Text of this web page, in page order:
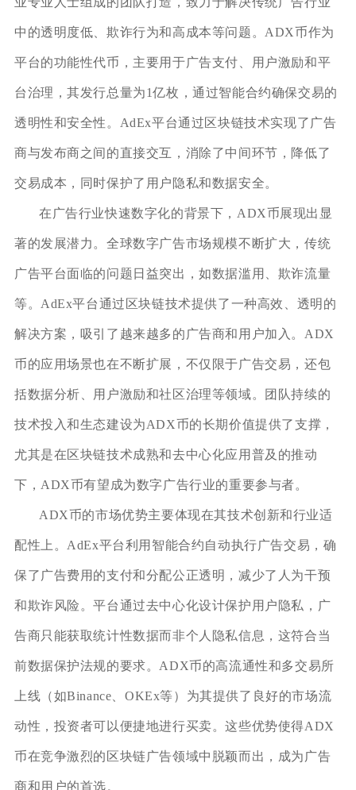
中的透明度低、欺诈行为和高成本等问题。ADX币作为
平台的功能性代币，主要用于广告支付、用户激励和平
台治理，其发行总量为1亿枚，通过智能合约确保交易的
透明性和安全性。AdEx平台通过区块链技术实现了广告
商与发布商之间的直接交互，消除了中间环节，降低了
交易成本，同时保护了用户隐私和数据安全。
在广告行业快速数字化的背景下，ADX币展现出显
著的发展潜力。全球数字广告市场规模不断扩大，传统
广告平台面临的问题日益突出，如数据滥用、欺诈流量
等。AdEx平台通过区块链技术提供了一种高效、透明的
解决方案，吸引了越来越多的广告商和用户加入。ADX
币的应用场景也在不断扩展，不仅限于广告交易，还包
括数据分析、用户激励和社区治理等领域。团队持续的
技术投入和生态建设为ADX币的长期价值提供了支撑，
尤其是在区块链技术成熟和去中心化应用普及的推动
下，ADX币有望成为数字广告行业的重要参与者。
ADX币的市场优势主要体现在其技术创新和行业适
配性上。AdEx平台利用智能合约自动执行广告交易，确
保了广告费用的支付和分配公正透明，减少了人为干预
和欺诈风险。平台通过去中心化设计保护用户隐私，广
告商只能获取统计性数据而非个人隐私信息，这符合当
前数据保护法规的要求。ADX币的高流通性和多交易所
上线（如Binance、OKEx等）为其提供了良好的市场流
动性，投资者可以便捷地进行买卖。这些优势使得ADX
币在竞争激烈的区块链广告领域中脱颖而出，成为广告
商和用户的首选。